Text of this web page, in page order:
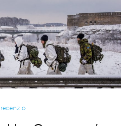
recenzió